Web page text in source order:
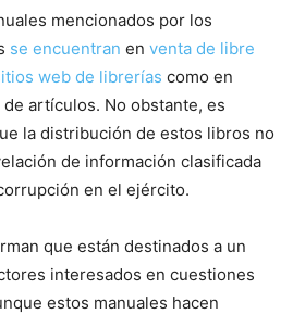
mencionados por los
se encuentran en venta de libre
web de librerías como en
artículos. No obstante, es
la distribución de estos libros no
de información clasificada
en el ejército.
que están destinados a un
interesados en cuestiones
estos manuales hacen